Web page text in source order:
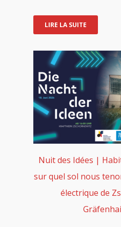
LIRE LA SUITE
Nuit des Idées |
sur quel sol nous
électrique de